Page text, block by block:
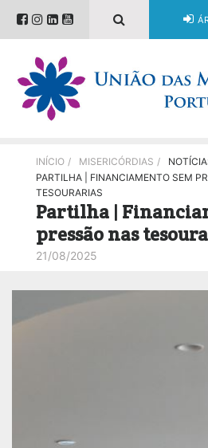
INÍCIO / MISERICÓRDIAS /
PARTILHA | FINANCIAMENTO SEM
TESOURARIAS
Partilha |
pressão nas
21/08/2025